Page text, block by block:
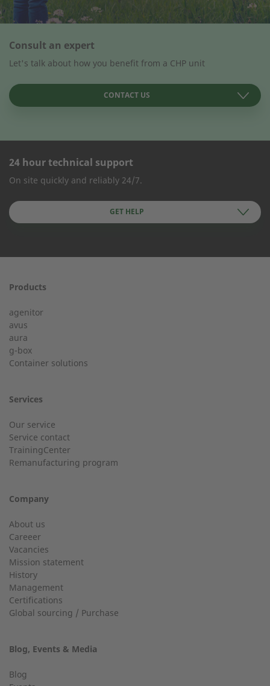
Consult an expert
Let's talk about how you benefit from a CHP unit
CONTACT US
CONTACT FORM
Company Name
First name
Last Name
Country
Email
24 hour technical support
On site quickly and reliably 24/7.
GET HELP
Service hotline for an installation from 50 kW.
Customer service
Do you have general questions?
24h service up to 50 kW
Service hotline for installations up to 50 kW (g-box 20 and
g-box 50).
+49 (0) 2568 9347-2707
Products
agenitor
avus
aura
g-box
Container solutions
Services
Our service
Service contact
TrainingCenter
Remanufacturing program
Company
About us
Careeer
Vacancies
Mission statement
History
Management
Certifications
Global sourcing / Purchase
Blog, Events & Media
Blog